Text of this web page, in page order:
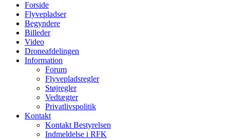
Forside
Flyvepladser
Begyndere
Billeder
Video
Droneafdelingen
Information
Forum
Flyvepladsregler
Støjregler
Vedtægter
Privatlivspolitik
Kontakt
Kontakt Bestyrelsen
Indmeldelse i RFK